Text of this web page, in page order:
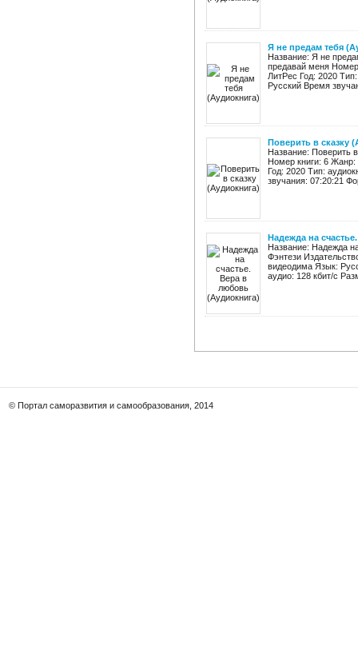
Я не предам тебя
Название: Я не
предавай меня
ЛитРес Год: 2020
Русский Время
Поверить в сказку
Название: Поверить
Номер книги: 6 Жанр:
Год: 2020 Тип:
звучания: 07:20:21
Надежда на
Название: Надежда
Фэнтези
видеодима Язык:
аудио: 128 кбит/c
© Портал саморазвития и самообразования, 2014